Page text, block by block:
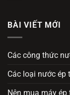
BÀI VIẾT MỚI
Các công thức
Các loại nước ép
Nên mua máy